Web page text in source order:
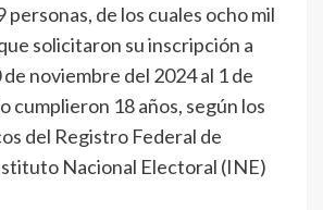
personas, de los cuales ocho mil
solicitaron su inscripción a
noviembre del 2024 al 1 de
cumplieron 18 años, según los
del Registro Federal de
Nacional Electoral (INE)